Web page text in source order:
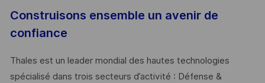
Construisons ensemble un avenir de
confiance
Thales est un leader mondial des hautes technologies
spécialisé dans trois secteurs d’activité : Défense &